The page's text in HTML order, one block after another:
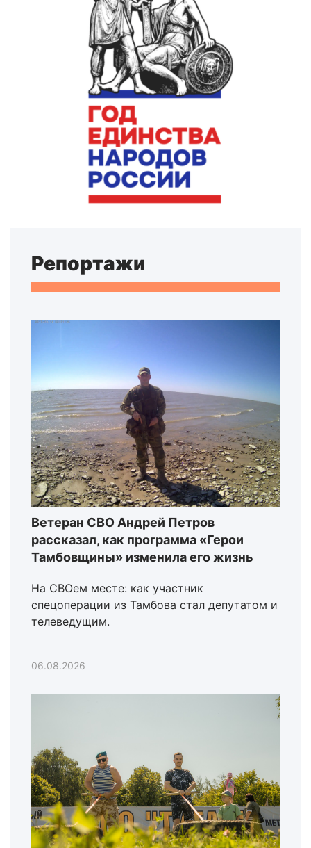
Репортажи
Ветеран СВО Андрей Петров
рассказал, как программа «Герои
Тамбовщины» изменила его жизнь
На СВОем месте: как участник
спецоперации из Тамбова стал депутатом и
телеведущим.
06.08.2026